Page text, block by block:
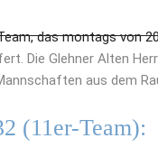
das montags von
Die Glehner Alten
aus dem
(11er-Team):